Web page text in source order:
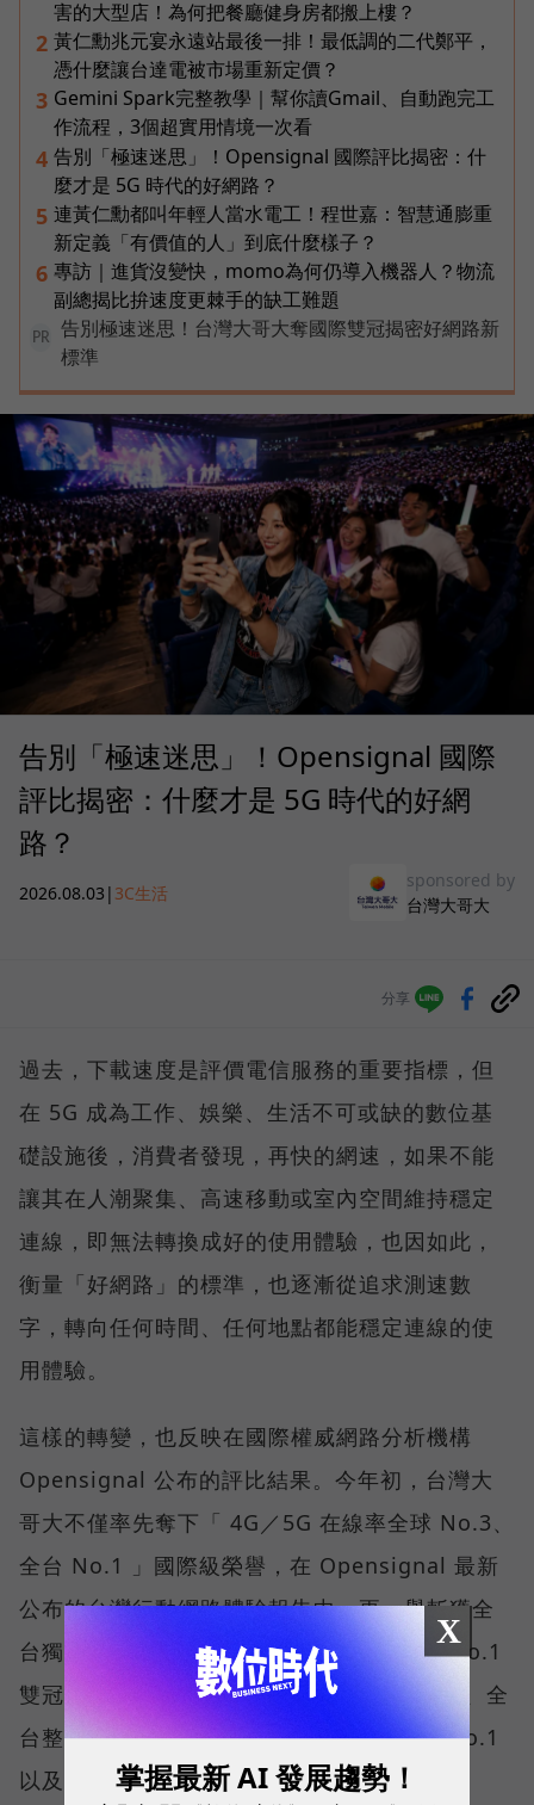
害的大型店！為何把餐廳健身房都搬上樓？
2 黃仁勳兆元宴永遠站最後一排！最低調的二代鄭平，
憑什麼讓台達電被市場重新定價？
3 Gemini Spark完整教學｜幫你讀Gmail、自動跑完工
作流程，3個超實用情境一次看
4 告別「極速迷思」！Opensignal 國際評比揭密：什
麼才是 5G 時代的好網路？
5 連黃仁勳都叫年輕人當水電工！程世嘉：智慧通膨重
新定義「有價值的人」到底什麼樣子？
6 專訪｜進貨沒變快，momo為何仍導入機器人？物流
副總揭比拚速度更棘手的缺工難題
PR
告別極速迷思！台灣大哥大奪國際雙冠揭密好網路新
標準
告別「極速迷思」！Opensignal 國際
評比揭密：什麼才是 5G 時代的好網
路？
2026.08.03 | 3C生活
sponsored by
台灣大哥大
分享
過去，下載速度是評價電信服務的重要指標，但
在 5G 成為工作、娛樂、生活不可或缺的數位基
礎設施後，消費者發現，再快的網速，如果不能
讓其在人潮聚集、高速移動或室內空間維持穩定
連線，即無法轉換成好的使用體驗，也因如此，
衡量「好網路」的標準，也逐漸從追求測速數
字，轉向任何時間、任何地點都能穩定連線的使
用體驗。
這樣的轉變，也反映在國際權威網路分析機構
Opensignal 公布的評比結果。今年初，台灣大
哥大不僅率先奪下「 4G／5G 在線率全球 No.3、
全台 No.1 」國際級榮譽，在 Opensignal 最新
公布的台灣行動網路體驗報告中，更一舉斬獲全
台獨有的「可靠性體驗」與「品質一致性」No.1
雙冠王，同時，包辦全台整體影音體驗 No.1、全
台整體語音體驗 No.1、全台 5G 語音體驗 No.1
以及全台網路在線率 No.1 多項榮譽。
X
掌握最新 AI 發展趨勢！